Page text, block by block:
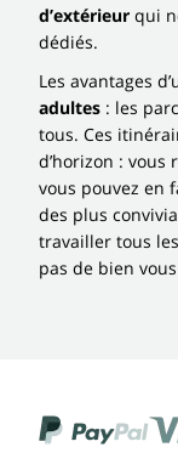
d’extérieur qui
dédiés.
Les avantages
adultes : les
tous. Ces
d’horizon : vous
vous pouvez en
des plus
travailler tous
pas de bien